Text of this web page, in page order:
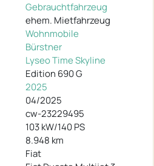
Gebrauchtfahrzeug
ehem. Mietfahrzeug
Wohnmobile
Bürstner
Lyseo Time Skyline
Edition 690 G
2025
04/2025
cw-23229495
103 kW/140 PS
8.948 km
Fiat